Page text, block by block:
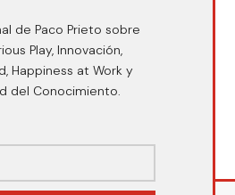
de Paco Prieto sobre
Play, Innovación,
Happiness at Work y
del Conocimiento.